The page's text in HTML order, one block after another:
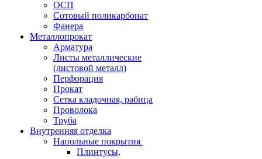
ОСП
Сотовый поликарбонат
Фанера
Металлопрокат
Арматура
Листы металлические
(листовой металл)
Перфорация
Прокат
Сетка кладочная, рабица
Проволока
Труба
Внутренняя отделка
Напольные покрытия
Плинтусы,